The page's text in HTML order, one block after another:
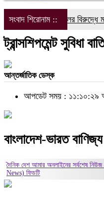
সংবাদ শিরোনাম ::ডিপজলের বিরুদ্ধে
ট্রান্সশিপমেন্ট সুবিধা
আন্তর্জাতিক ডেস্ক
আপডেট সময় : ১১:১০:২৯
বাংলাদেশ-ভারত বাণিজ্য
দৈনিক দেশ আমার অনলাইনের সর্বশেষ
News) ফিডটি